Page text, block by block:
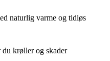
naturlig varme og tidløs
du krøller og skader